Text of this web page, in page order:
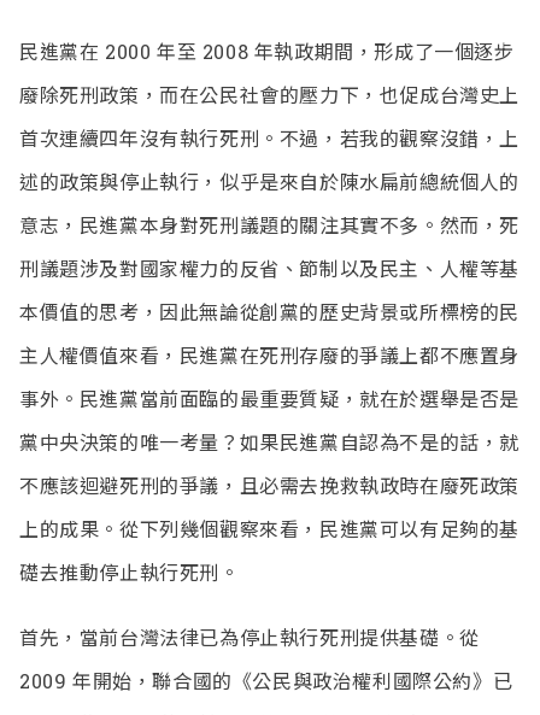
民進黨在 2000 年至 2008 年執政期間，形成了一個逐步
廢除死刑政策，而在公民社會的壓力下，也促成台灣史上
首次連續四年沒有執行死刑。不過，若我的觀察沒錯，上
述的政策與停止執行，似乎是來自於陳水扁前總統個人的
意志，民進黨本身對死刑議題的關注其實不多。然而，死
刑議題涉及對國家權力的反省、節制以及民主、人權等基
本價值的思考，因此無論從創黨的歷史背景或所標榜的民
主人權價值來看，民進黨在死刑存廢的爭議上都不應置身
事外。民進黨當前面臨的最重要質疑，就在於選舉是否是
黨中央決策的唯一考量？如果民進黨自認為不是的話，就
不應該迴避死刑的爭議，且必需去挽救執政時在廢死政策
上的成果。從下列幾個觀察來看，民進黨可以有足夠的基
礎去推動停止執行死刑。
首先，當前台灣法律已為停止執行死刑提供基礎。從
2009 年開始，聯合國的《公民與政治權利國際公約》已